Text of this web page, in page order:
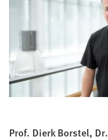
Prof. Dierk Borstel, Dr.